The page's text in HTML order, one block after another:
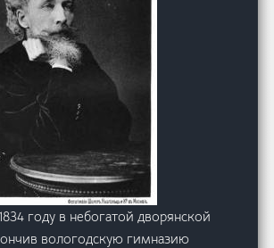
году в небогатой дворянской
вологодскую гимназию